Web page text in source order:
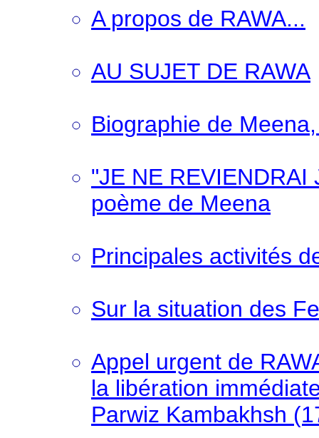
A propos de RAWA...
AU SUJET DE RAWA
Biographie de
"JE NE REVIENDRAI
poème de Meena
Principales activités
Sur la situation des
Appel urgent de
la libération
Parwiz Kambakhsh